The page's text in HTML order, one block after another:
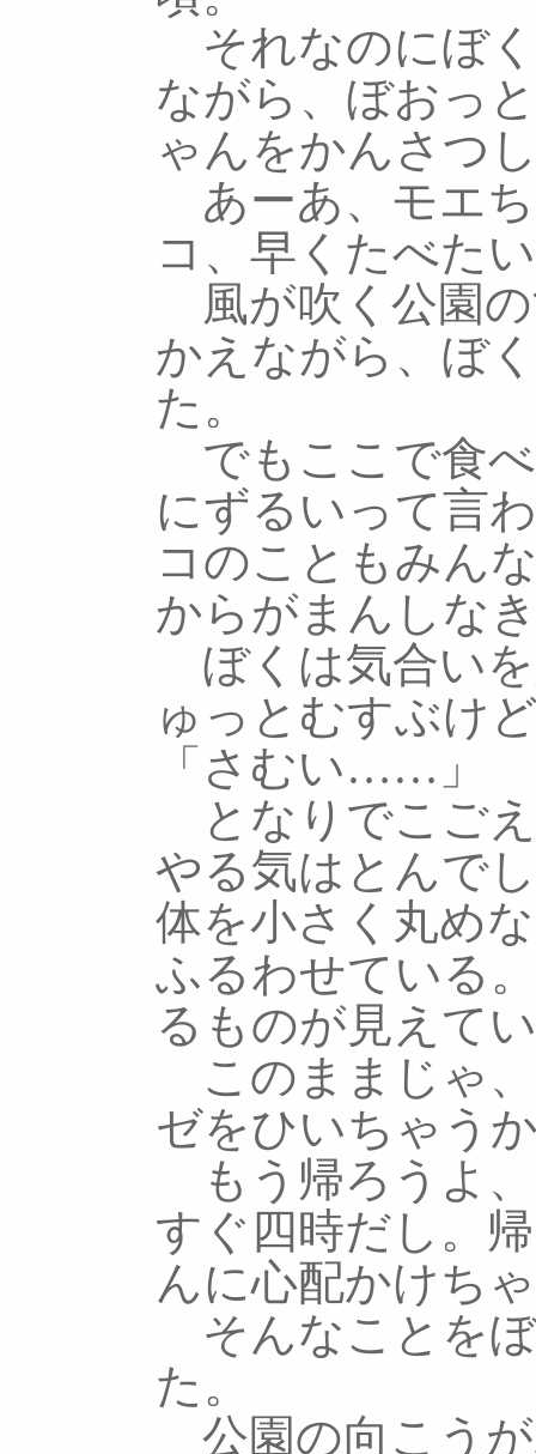
それなのにぼ
ながら、ぼおっ
ゃんをかんさつ
あーあ、モエ
コ、早くたべた
風が吹く公園
かえながら、ぼ
た。
でもここで食
にずるいって言
コのこともみん
からがまんしな
ぼくは気合い
ゅっとむすぶけ
「さむい……」
となりでこご
やる気はとんで
体を小さく丸め
ふるわせている
るものが見えて
このままじゃ
ゼをひいちゃう
もう帰ろうよ
すぐ四時だし。
んに心配かけち
そんなことを
た。
公園の向こう